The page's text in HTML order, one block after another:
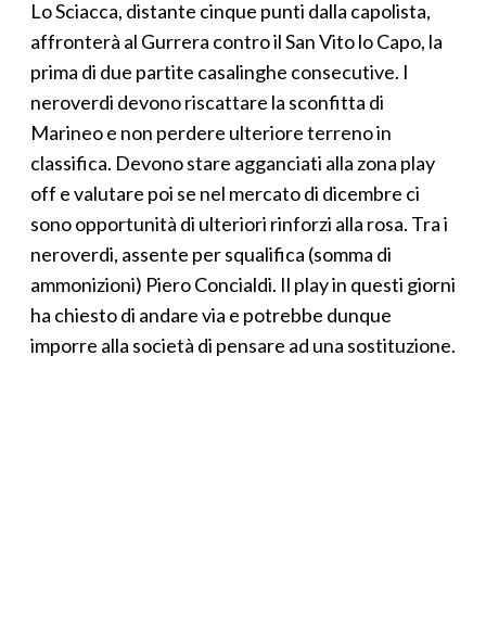
Lo Sciacca, distante cinque punti dalla capolista,
affronterà al Gurrera contro il San Vito lo Capo, la
prima di due partite casalinghe consecutive. I
neroverdi devono riscattare la sconfitta di
Marineo e non perdere ulteriore terreno in
classifica. Devono stare agganciati alla zona play
off e valutare poi se nel mercato di dicembre ci
sono opportunità di ulteriori rinforzi alla rosa. Tra i
neroverdi, assente per squalifica (somma di
ammonizioni) Piero Concialdi. Il play in questi giorni
ha chiesto di andare via e potrebbe dunque
imporre alla società di pensare ad una sostituzione.